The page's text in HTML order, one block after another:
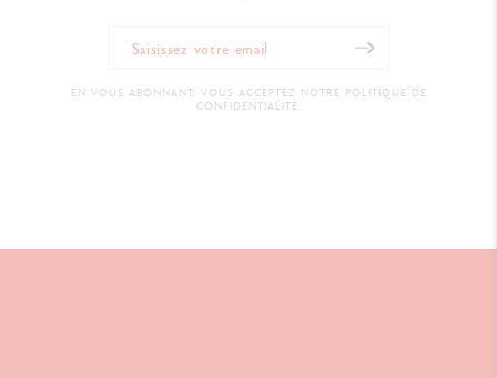
EN VOUS ABONNANT, VOUS ACCEPTEZ NOTRE POLITIQUE DE
CONFIDENTIALITÉ.